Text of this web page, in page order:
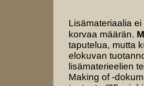
Lisämateriaalia
korvaa määrän.
taputelua, mutta
elokuvan
lisämaterieelien
Making of -